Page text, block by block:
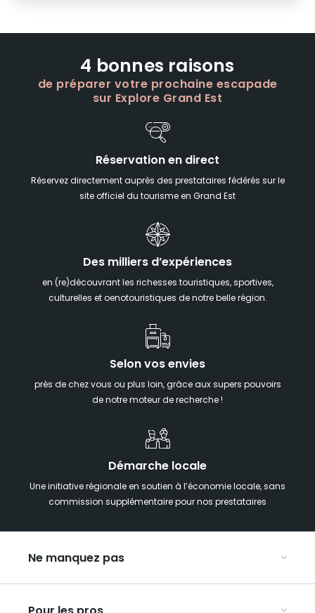
4 bonnes raisons
de préparer votre prochaine escapade
sur Explore Grand Est
Réservation en direct
Réservez directement auprès des prestataires fédérés sur le
site officiel du tourisme en Grand Est
Des milliers d’expériences
en (re)découvrant les richesses touristiques, sportives,
culturelles et oenotouristiques de notre belle région.
Selon vos envies
près de chez vous ou plus loin, grâce aux supers pouvoirs
de notre moteur de recherche !
Démarche locale
Une initiative régionale en soutien à l’économie locale, sans
commission supplémentaire pour nos prestataires
Ne manquez pas